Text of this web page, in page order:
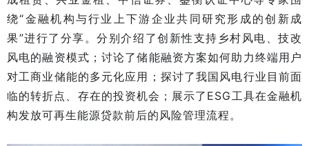
绕“金融机构与行业上下游企业共同研究形成的创新成
果”进行了分享。分别介绍了创新性支持乡村风电、技改
风电的融资模式；讨论了储能融资方案如何助力终端用户
对工商业储能的多元化应用；探讨了我国风电行业目前面
临的转折点、存在的投资机会；展示了ESG工具在金融机
构发放可再生能源贷款前后的风险管理流程。